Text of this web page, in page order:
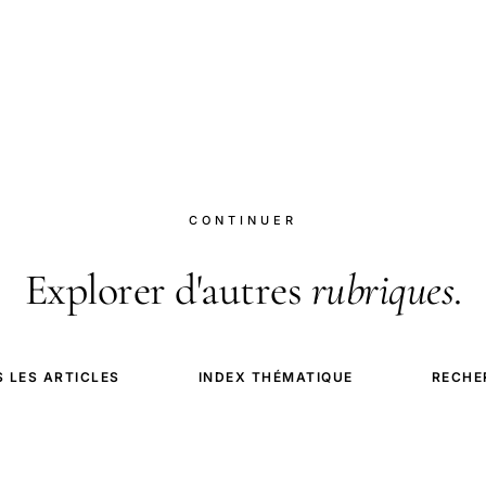
CONTINUER
Explorer d'autres rubriques.
LES ARTICLES INDEX THÉMATIQUE